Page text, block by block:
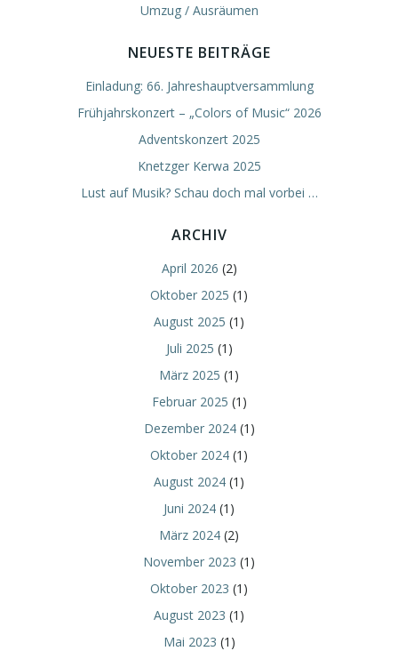
Umzug / Ausräumen
NEUESTE BEITRÄGE
Einladung: 66. Jahreshauptversammlung
Frühjahrskonzert – „Colors of Music“ 2026
Adventskonzert 2025
Knetzger Kerwa 2025
Lust auf Musik? Schau doch mal vorbei …
ARCHIV
April 2026 (2)
Oktober 2025 (1)
August 2025 (1)
Juli 2025 (1)
März 2025 (1)
Februar 2025 (1)
Dezember 2024(1)
Oktober 2024 (1)
August 2024 (1)
Juni 2024 (1)
März 2024 (2)
November 2023 (1)
Oktober 2023 (1)
August 2023 (1)
Mai 2023 (1)